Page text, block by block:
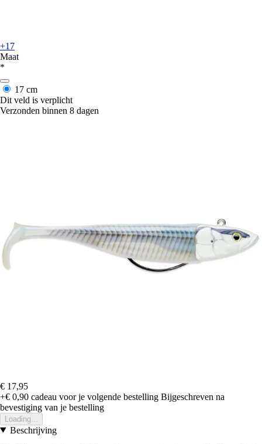
+17
Maat
*
17 cm
Dit veld is verplicht
Verzonden binnen 8 dagen
€ 17,95
+€ 0,90 cadeau voor je volgende bestelling Bijgeschreven na
bevestiging van je bestelling
Loading...
Beschrijving